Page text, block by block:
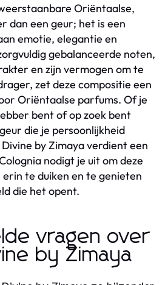
Oriëntaalse,
dan een geur; het is een
emotie, elegantie en
gebalanceerde noten,
en zijn vermogen om te
zet deze compositie een
Oriëntaalse parfums. Of je
bent of op zoek bent
die je persoonlijkheid
by Zimaya verdient een
nodigt je uit om deze
te duiken en te genieten
die het opent.
vragen over
by Zimaya